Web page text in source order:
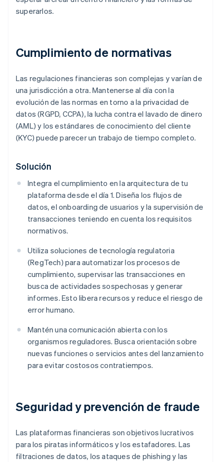
superarlos.
Cumplimiento de normativas
Las regulaciones financieras son complejas y varían de
una jurisdicción a otra. Mantenerse al día con la
evolución de las normas en torno a la privacidad de
datos (RGPD, CCPA), la lucha contra el lavado de dinero
(AML) y los estándares de conocimiento del cliente
(KYC) puede parecer un trabajo de tiempo completo.
Solución
Integra el cumplimiento en la arquitectura de tu
plataforma desde el día 1. Diseña los flujos de
datos, el onboarding de usuarios y la supervisión de
transacciones teniendo en cuenta los requisitos
normativos.
Utiliza soluciones de tecnología regulatoria
(RegTech) para automatizar los procesos de
cumplimiento, supervisar las transacciones en
busca de actividades sospechosas y generar
informes. Esto libera recursos y reduce el riesgo de
error humano.
Mantén una comunicación abierta con los
organismos reguladores. Busca orientación sobre
nuevas funciones o servicios antes del lanzamiento
para evitar costosos contratiempos.
Seguridad y prevención de fraude
Las plataformas financieras son objetivos lucrativos
para los piratas informáticos y los estafadores. Las
filtraciones de datos, los ataques de phishing y las